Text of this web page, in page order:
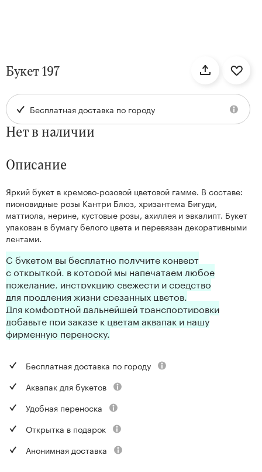
Kenzan
Collection
Букет 197
Бесплатная доставка по городу
Нет в наличии
Описание
Яркий букет в кремово-розовой цветовой гамме. В составе:
пионовидные розы Кантри Блюз, хризантема Бигуди,
маттиола, нерине, кустовые розы, ахиллея и эвкалипт. Букет
упакован в бумагу белого цвета и перевязан декоративными
лентами.
С букетом вы бесплатно получите конверт
с открыткой, в которой мы напечатаем любое
пожелание, инструкцию свежести и средство
для продления жизни срезанных цветов.
Для комфортной дальнейшей транспортировки
добавьте при заказе к цветам аквапак и нашу
фирменную переноску.
Бесплатная доставка по городу
Аквапак для букетов
Удобная переноска
Открытка в подарок
Анонимная доставка